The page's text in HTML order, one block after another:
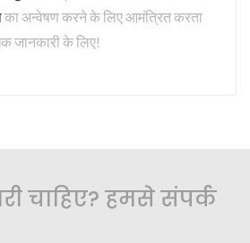
का अन्वेषण करने के लिए आमंत्रित करता
जानकारी के लिए!
चाहिए? हमसे संपर्क